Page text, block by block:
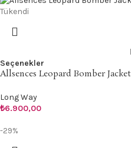
Tükendi
Seçenekler
Allsences Leopard Bomber Jacket
Long Way
₺6.900,00
-29%